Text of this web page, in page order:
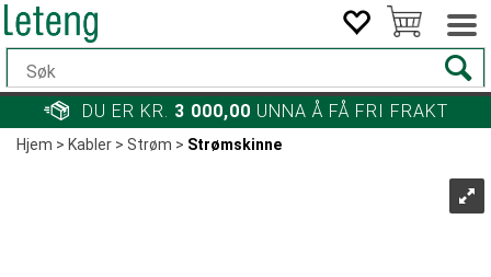
DU ER KR. 3 000,00 UNNA Å FÅ FRI FRAKT
Hjem>Kabler>Strøm>Strømskinne